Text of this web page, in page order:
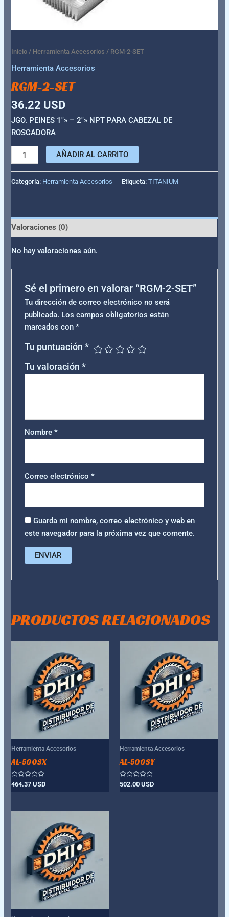
Inicio / Herramienta Accesorios / RGM-2-SET
Herramienta Accesorios
RGM-2-SET
36.22 USD
JGO. PEINES 1″» – 2″» NPT PARA CABEZAL DE
ROSCADORA
AÑADIR AL CARRITO
Categoría: Herramienta Accesorios Etiqueta:TITANIUM
Valoraciones (0)
No hay valoraciones aún.
Sé el primero en valorar “RGM-2-SET”
Tu dirección de correo electrónico no será
publicada. Los campos obligatorios están
marcados con *
Tu puntuación *
Tu valoración *
Nombre *
Correo electrónico *
Guarda mi nombre, correo electrónico y web en
este navegador para la próxima vez que comente.
PRODUCTOS RELACIONADOS
Herramienta Accesorios
AL-500SX
Valorado
464.37USD
Herramienta Accesorios
AL-500SY
Valorado
502.00 USD